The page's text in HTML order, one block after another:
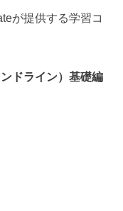
が提供する学習コ
ドライン）基礎編